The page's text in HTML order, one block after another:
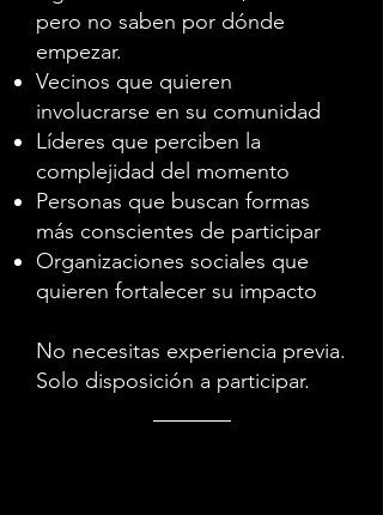
pero no saben por dónde
empezar.
Vecinos que quieren
involucrarse en su comunidad
Líderes que perciben la
complejidad del momento
Personas que buscan formas
más conscientes de participar
Organizaciones sociales que
quieren fortalecer su impacto
No necesitas experiencia previa.
Solo disposición a participar.